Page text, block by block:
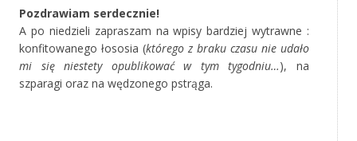
Pozdrawiam serdecznie!
A po niedzieli zapraszam na wpisy bardziej wytrawne :
konfitowanego łososia (którego z braku czasu nie udało
mi się niestety opublikować w tym tygodniu…), na
szparagi oraz na wędzonego pstrąga.